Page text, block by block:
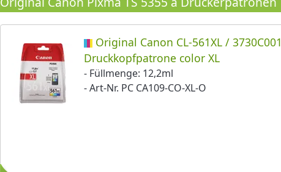
Original Canon CL-561XL / 3730C001
Druckkopfpatrone color XL
- Füllmenge: 12,2ml
- Art-Nr. PC CA109-CO-XL-O